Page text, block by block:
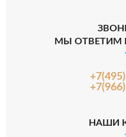
МЫ ОТВЕТИМ
НАШИ